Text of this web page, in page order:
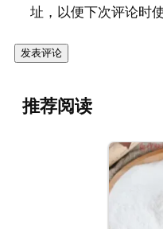
址，以便下次评论时使
推荐阅读